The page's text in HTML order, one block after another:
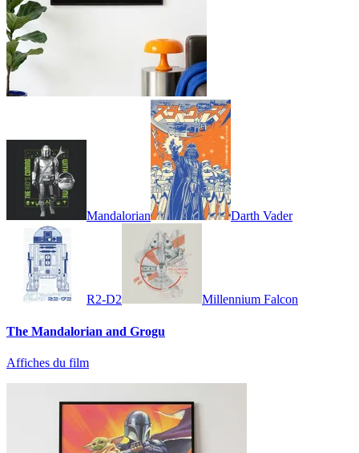
Mandalorian Darth Vader
R2-D2 Millennium Falcon
The Mandalorian and Grogu
Affiches du film